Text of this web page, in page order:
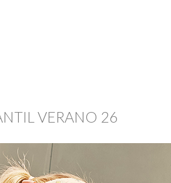
VERANO 26